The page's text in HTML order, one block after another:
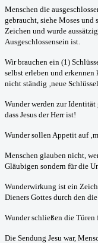
Menschen die
gebraucht, siehe Moses und
Zeichen und wurde
Ausgeschlossensein ist.
Wir brauchen ein (1)
selbst erleben und
nicht ständig ‚neue
Wunder werden zur Identität
dass Jesus der Herr ist!
Wunder sollen Appetit auf
Menschen glauben nicht,
Gläubigen sondern für die
Wunderwirkung ist ein
Dieners Gottes durch den
Wunder schließen die
Die Sendung Jesu war,